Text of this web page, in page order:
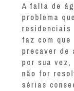
A falta de
problema
residenciais
faz com que
precaver de
por sua
não for
sérias